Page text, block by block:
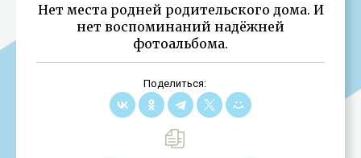
Нет места родней родительского дома. И
нет воспоминаний надёжней
фотоальбома.
Поделиться: